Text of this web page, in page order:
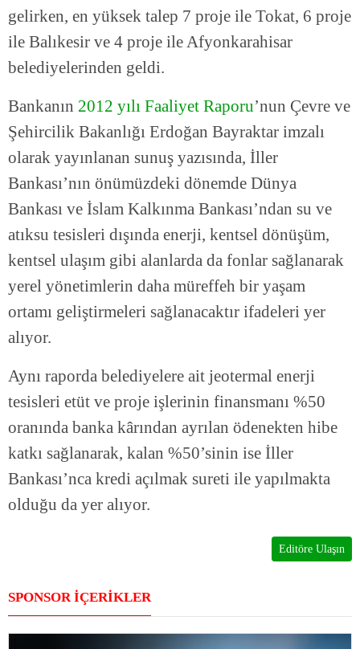
gelirken, en yüksek talep 7 proje ile Tokat, 6 proje
ile Balıkesir ve 4 proje ile Afyonkarahisar
belediyelerinden geldi.
Bankanın 2012 yılı Faaliyet Raporu’nun Çevre ve
Şehircilik Bakanlığı Erdoğan Bayraktar imzalı
olarak yayınlanan sunuş yazısında, İller
Bankası’nın önümüzdeki dönemde Dünya
Bankası ve İslam Kalkınma Bankası’ndan su ve
atıksu tesisleri dışında enerji, kentsel dönüşüm,
kentsel ulaşım gibi alanlarda da fonlar sağlanarak
yerel yönetimlerin daha müreffeh bir yaşam
ortamı geliştirmeleri sağlanacaktır ifadeleri yer
alıyor.
Aynı raporda belediyelere ait jeotermal enerji
tesisleri etüt ve proje işlerinin finansmanı %50
oranında banka kârından ayrılan ödenekten hibe
katkı sağlanarak, kalan %50’sinin ise İller
Bankası’nca kredi açılmak sureti ile yapılmakta
olduğu da yer alıyor.
Editöre Ulaşın
SPONSOR İÇERİKLER